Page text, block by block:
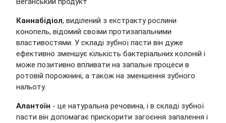
Каннабідіол, виділений з екстракту рослини
конопель, відомий своїми протизапальними
властивостями. У складі зубної пасти він дуже
ефективно зменшує кількість бактеріальних колоній і
може позитивно впливати на запальні процеси в
ротовій порожнині, а також на зменшення зубного
нальоту.
Алантоїн - це натуральна речовина, і в складі зубної
пасти він допомагає прискорити загоєння запалення і